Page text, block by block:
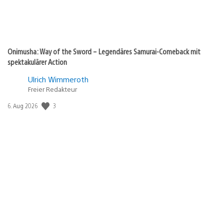
Onimusha: Way of the Sword – Legendäres Samurai-Comeback mit
spektakulärer Action
Ulrich Wimmeroth
Freier Redakteur
Veröffentlichungsdatum:
6. Aug 2026 3